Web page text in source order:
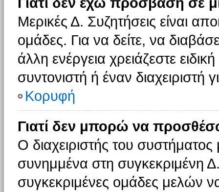
Μερικές Δ. Συζητήσεις είναι
ομάδες. Για να δείτε, να
άλλη ενέργεια χρειάζεστε
συντονιστή ή έναν διαχειριστή
Κορυφή
Γιατί δεν μπορώ να
Ο διαχειριστής του
συνημμένα στη συγκεκριμένη
συγκεκριμένες ομάδες μελών